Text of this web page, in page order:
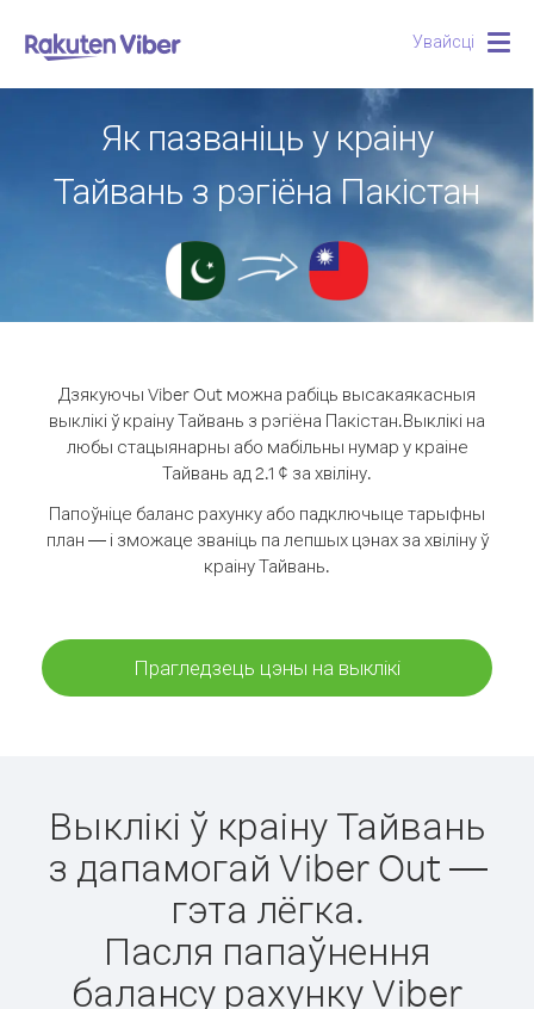
Увайсці
Як пазваніць у краіну
Тайвань з рэгіёна Пакістан
Дзякуючы Viber Out можна рабіць высакаякасныя
выклікі ў краіну Тайвань з рэгіёна Пакістан.Выклікі на
любы стацыянарны або мабільны нумар у краіне
Тайвань ад 2.1 ¢ за хвіліну.
Папоўніце баланс рахунку або падключыце тарыфны
план — і зможаце званіць па лепшых цэнах за хвіліну ў
краіну Тайвань.
Прагледзець цэны на выклікі
Выклікі ў краіну Тайвань
з дапамогай Viber Out —
гэта лёгка.
Пасля папаўнення
балансу рахунку Viber